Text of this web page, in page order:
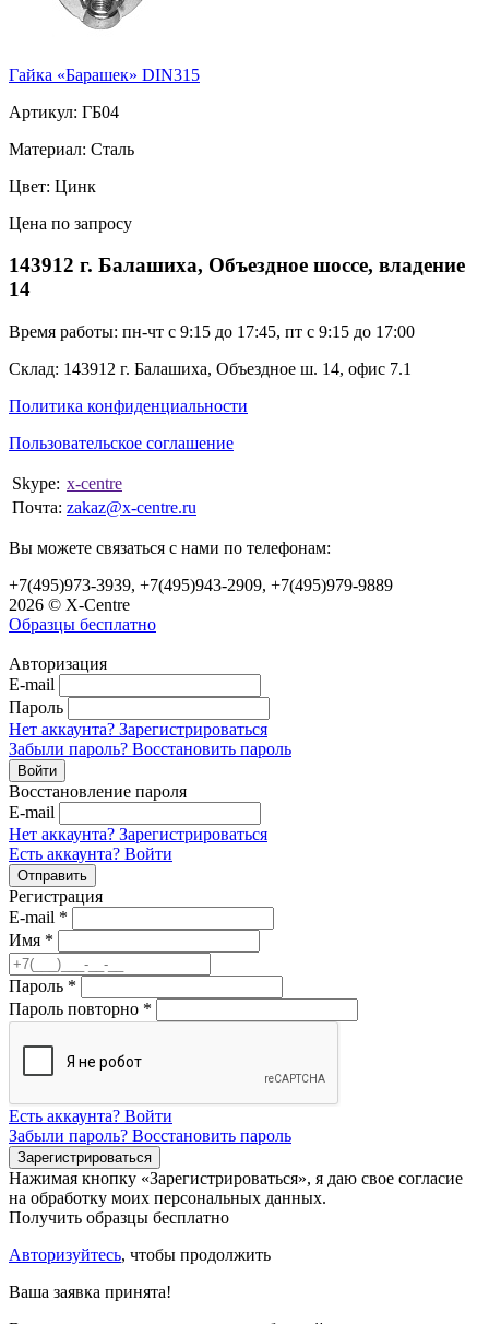
Гайка «Барашек» DIN315
Артикул: ГБ04
Материал: Сталь
Цвет: Цинк
Цена по запросу
143912 г. Балашиха, Объездное шоссе, владение
14
Время работы: пн-чт с 9:15 до 17:45, пт с 9:15 до 17:00
Склад: 143912 г. Балашиха, Объездное ш. 14, офис 7.1
Политика конфиденциальности
Пользовательское соглашение
Skype: x-centre
Почта: zakaz@x-centre.ru
Вы можете связаться с нами по телефонам:
+7(495)973-3939, +7(495)943-2909, +7(495)979-9889
2026 © X-Centre
Образцы бесплатно
Авторизация
E-mail
Пароль
Нет аккаунта? Зарегистрироваться
Забыли пароль? Восстановить пароль
Восстановление пароля
E-mail
Нет аккаунта? Зарегистрироваться
Есть аккаунта? Войти
Регистрация
E-mail *
Имя *
Пароль *
Пароль повторно *
Есть аккаунта? Войти
Забыли пароль? Восстановить пароль
Нажимая кнопку «Зарегистрироваться», я даю свое согласие
на обработку моих персональных данных.
Получить образцы бесплатно
Авторизуйтесь, чтобы продолжить
Ваша заявка принята!